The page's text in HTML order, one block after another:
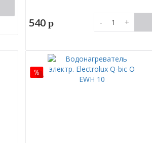
540p - +